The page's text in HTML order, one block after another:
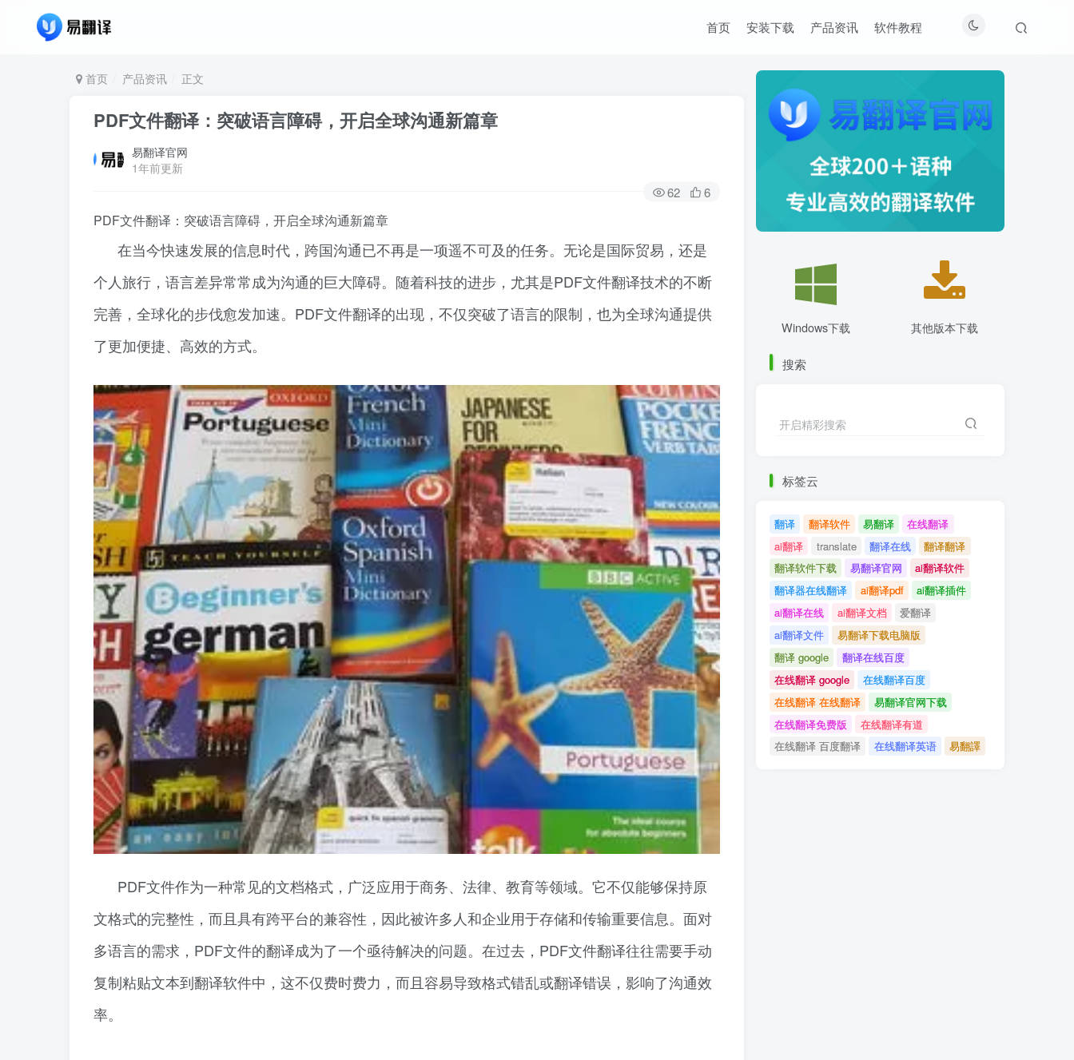
首页 安装下载 产品资讯 软件教程
首页 产品资讯 正文
PDF文件翻译：突破语言障碍，开启全球沟通新篇章
易翻译官网
1年前更新
62 6
PDF文件翻译：突破语言障碍，开启全球沟通新篇章
在当今快速发展的信息时代，跨国沟通已不再是一项遥不可及的任务。无论是国际贸易，还是
个人旅行，语言差异常常成为沟通的巨大障碍。随着科技的进步，尤其是PDF文件翻译技术的不断
完善，全球化的步伐愈发加速。PDF文件翻译的出现，不仅突破了语言的限制，也为全球沟通提供
了更加便捷、高效的方式。
PDF文件作为一种常见的文档格式，广泛应用于商务、法律、教育等领域。它不仅能够保持原
文格式的完整性，而且具有跨平台的兼容性，因此被许多人和企业用于存储和传输重要信息。面对
多语言的需求，PDF文件的翻译成为了一个亟待解决的问题。在过去，PDF文件翻译往往需要手动
复制粘贴文本到翻译软件中，这不仅费时费力，而且容易导致格式错乱或翻译错误，影响了沟通效
率。
Windows下载 其他版本下载
搜索
开启精彩搜索
标签云
翻译 翻译软件 易翻译
在线翻译
ai翻译
translate 翻译在线
翻译翻译
翻译软件下载
易翻译官网
ai翻译软件
翻译器在线翻译
ai翻译pdf
ai翻译插件
ai翻译在线
ai翻译文档
爱翻译
ai翻译文件
易翻译下载电脑版
翻译 google
翻译在线百度
在线翻译 google
在线翻译百度
在线翻译 在线翻译
易翻译官网下载
在线翻译免费版
在线翻译有道
在线翻译 百度翻译
在线翻译英语 易翻譯